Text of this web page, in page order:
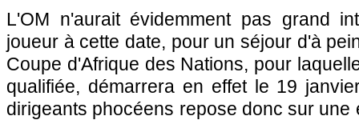
L'OM n'aurait évidemment pas grand
joueur à cette date, pour un séjour d'à
Coupe d'Afrique des Nations, pour
qualifiée, démarrera en effet le 19
dirigeants phocéens repose donc sur une